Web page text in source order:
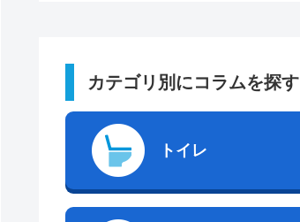
カテゴリ別にコラムを探す
トイレ